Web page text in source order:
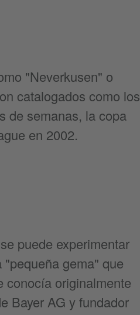
"Neverkusen" o
catalogados como los
de semanas, la copa
en 2002.
puede experimentar
gema" que
conocía originalmente
Bayer AG y fundador